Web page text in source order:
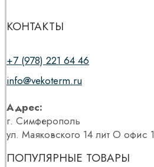
КОНТАКТЫ
+7 (978) 221 64 46
info@vekoterm.ru
Адрес:
г. Симферополь
ул. Маяковского 14 лит О офис 1
ПОПУЛЯРНЫЕ ТОВАРЫ